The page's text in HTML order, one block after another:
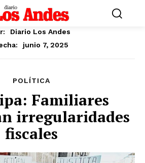
Diario Los Andes
junio 7, 2025
POLÍTICA
Familiares
irregularidades
fiscales